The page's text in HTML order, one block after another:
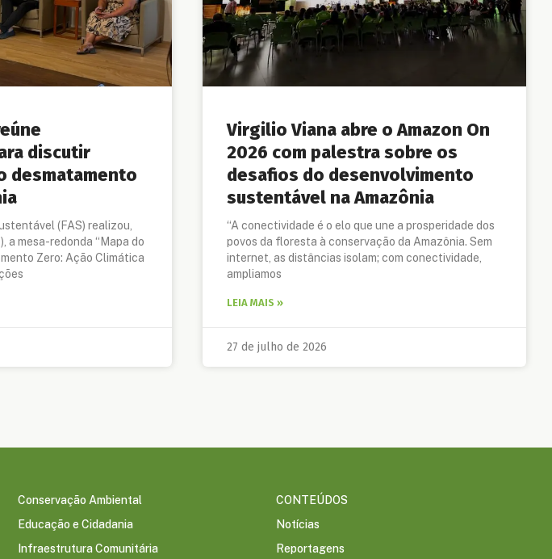
discutir
desmatamento
(FAS) realizou,
a mesa-redonda “Mapa do
Zero: Ação Climática
Virgilio Viana abre o Amazon On
2026 com palestra sobre os
desafios do desenvolvimento
sustentável na Amazônia
“A conectividade é o elo que une a prosperidade dos
povos da floresta à conservação da Amazônia. Sem
internet, as distâncias isolam; com conectividade,
ampliamos
LEIA MAIS »
27 de julho de 2026
Conservação Ambiental
Educação e Cidadania
Infraestrutura Comunitária
CONTEÚDOS
Notícias
Reportagens